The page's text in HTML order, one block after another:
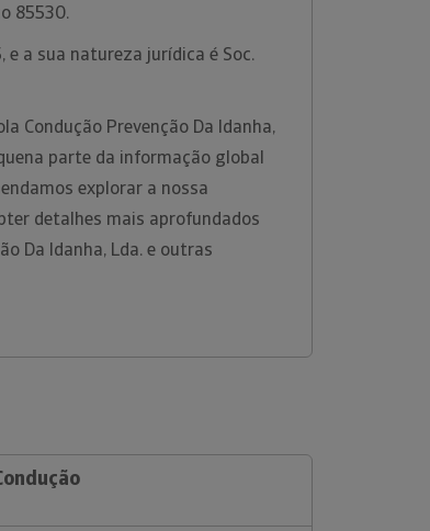
85530.
e a sua natureza jurídica é Soc.
Condução Prevenção Da Idanha,
parte da informação global
explorar a nossa
detalhes mais aprofundados
Da Idanha, Lda. e outras